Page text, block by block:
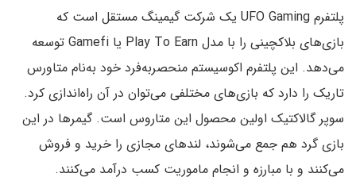
پلتفرم UFO Gaming یک شرکت گیمینگ مستقل است که
بازی‌های بلاکچینی را با مدل Play To Earn یا Gamefi توسعه
می‌دهد. این پلتفرم اکوسیستم منحصربه‌فرد خود به‌نام متاورس
تاریک را دارد که بازی‌های مختلفی می‌توان در آن راه‌اندازی کرد.
سوپر گالاکتیک اولین محصول این متاروس است. گیمرها در این
بازی گرد هم جمع‌ می‌شوند، لندهای مجازی را خرید و فروش
می‌کنند و با مبارزه و انجام ماموریت کسب درآمد می‌کنند.